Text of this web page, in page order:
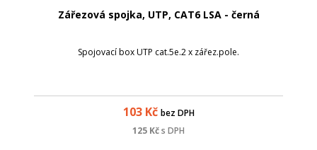
Zářezová spojka, UTP, CAT6 LSA - černá
Spojovací box UTP cat.5e.2 x zářez.pole.
103Kč bez DPH
125 Kčs DPH